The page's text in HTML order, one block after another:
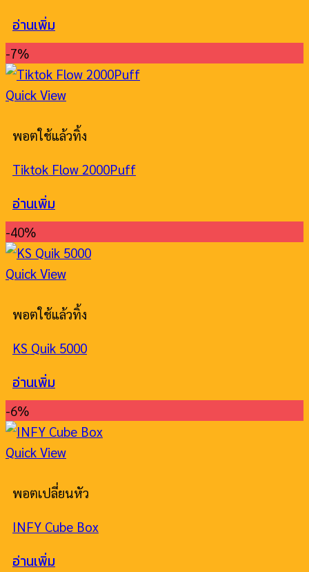
อ่านเพิ่ม
-7%
Quick View
พอตใช้แล้วทิ้ง
Tiktok Flow 2000Puff
อ่านเพิ่ม
-40%
Quick View
พอตใช้แล้วทิ้ง
KS Quik 5000
อ่านเพิ่ม
-6%
Quick View
พอตเปลี่ยนหัว
INFY Cube Box
อ่านเพิ่ม